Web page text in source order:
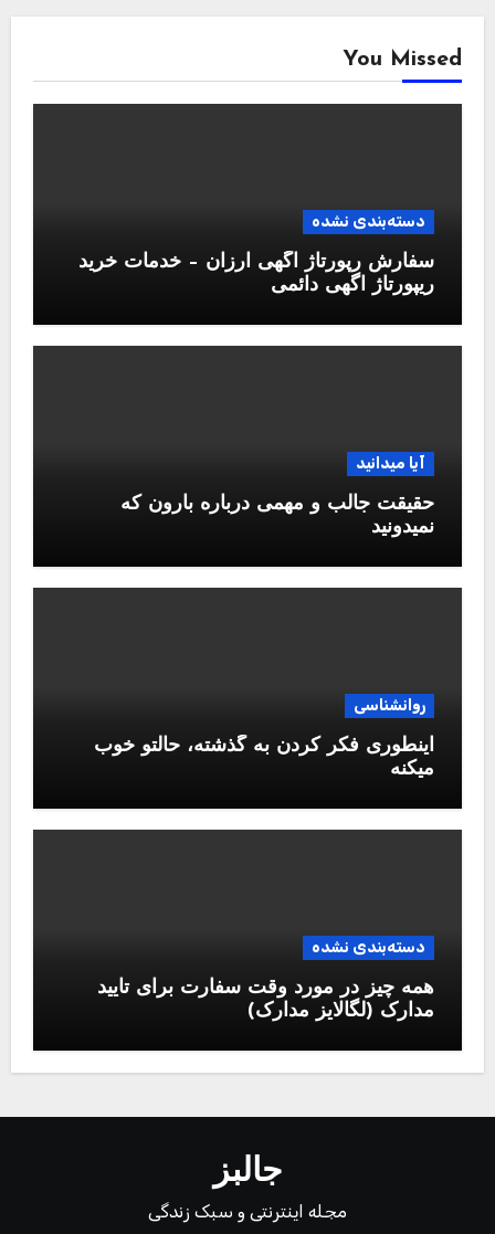
You Missed
دسته‌بندی نشده
سفارش رپورتاژ آگهی ارزان – خدمات خرید
ریپورتاژ اگهی دائمی
آیا میدانید
حقیقت جالب و مهمی درباره بارون که
نمیدونید
روانشناسی
اینطوری فکر کردن به گذشته، حالتو خوب
میکنه
دسته‌بندی نشده
همه چیز در مورد وقت سفارت برای تایید
مدارک (لگالایز مدارک)
جالبز
مجله اینترنتی و سبک زندگی